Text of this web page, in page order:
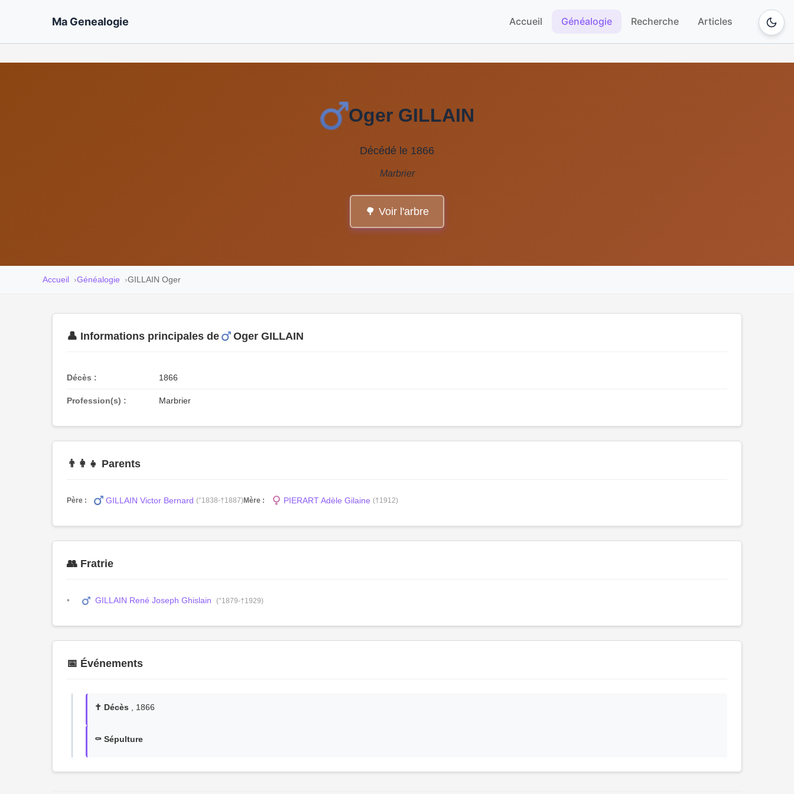
Ma Genealogie Accueil Généalogie Recherche Articles
Oger GILLAIN
Décédé le 1866
Marbrier
🌳 Voir l'arbre
Accueil Généalogie GILLAIN Oger
👤 Informations principales de Oger GILLAIN
Décès : 1866
Profession(s) : Marbrier
👨‍👩‍👧 Parents
Père : GILLAIN Victor Bernard (°1838-†1887)Mère : PIERART Adèle Gilaine (†1912)
👥 Fratrie
GILLAIN René Joseph Ghislain (°1879-†1929)
📅 Événements
✝️ Décès , 1866
⚰️ Sépulture